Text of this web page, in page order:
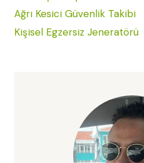
Ağrı Kesici Güvenlik Takibi
Kişisel Egzersiz Jeneratörü